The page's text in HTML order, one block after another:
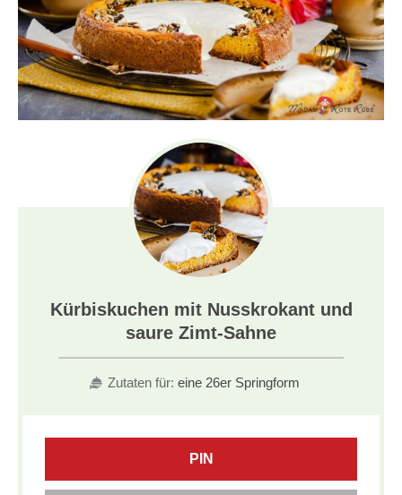
Kürbiskuchen mit Nusskrokant und
saure Zimt-Sahne
Zutaten für: eine 26er Springform
PIN